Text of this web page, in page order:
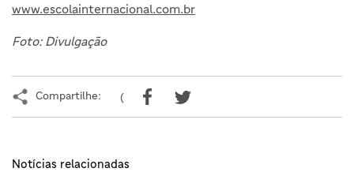
www.escolainternacional.com.br
Foto: Divulgação
Compartilhe: (
Notícias relacionadas